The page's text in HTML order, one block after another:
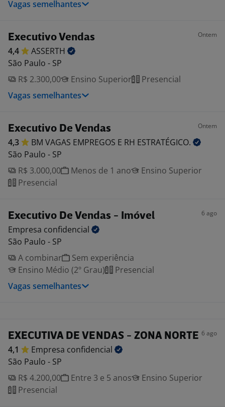
Vagas semelhantes
Executivo Vendas Ontem
4,4
ASSERTH
São Paulo - SP
R$ 2.300,00
Ensino Superior
Presencial
Vagas semelhantes
Executivo De Vendas Ontem
4,3 BM VAGAS EMPREGOS E RH ESTRATÉGICO.
São Paulo - SP
R$ 3.000,00
Menos de 1 ano
Ensino Superior
Presencial
Executivo De Vendas - Imóvel 6 ago
Empresa confidencial
São Paulo - SP
A combinar
Sem experiência
Ensino Médio (2º Grau)
Presencial
Vagas semelhantes
EXECUTIVA DE VENDAS - ZONA NORTE 6 ago
4,1 Empresa confidencial
São Paulo - SP
R$ 4.200,00
Entre 3 e 5 anos
Ensino Superior
Presencial